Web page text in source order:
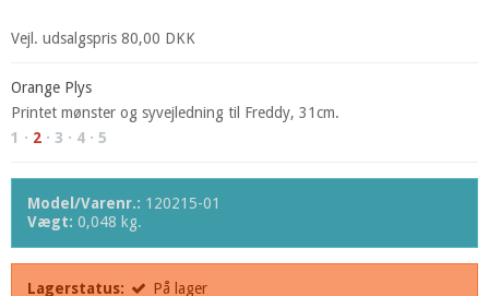
Vejl. udsalgspris 80,00 DKK
Orange Plys
Printet mønster og syvejledning til Freddy, 31cm.
1 · 2 · 3 · 4 · 5
Model/Varenr.: 120215-01
Vægt: 0,048 kg.
Lagerstatus: På lager